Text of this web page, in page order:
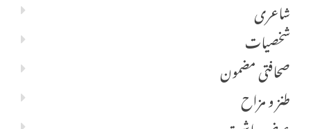
شاعری
شخصیات
صحافتی مضمون
طنز و مزاح